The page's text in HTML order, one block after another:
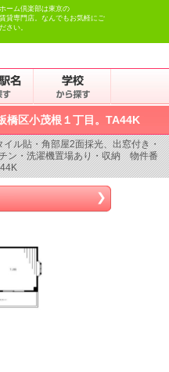
ーム倶楽部は東京の
貸専門店。なんでもお気軽にご
さい。
橋区小茂根１丁目。TA44K
ル貼・角部屋2面採光、出窓付き・
ン・洗濯機置場あり・収納 物件番